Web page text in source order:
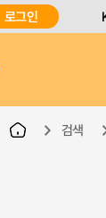
로그인
검색